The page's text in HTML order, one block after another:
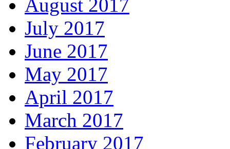
August 2017
July 2017
June 2017
May 2017
April 2017
March 2017
February 2017